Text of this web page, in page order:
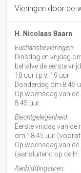
Vieringen door de
H. Nicolaas Baarn
Eucharistievieringen:
Dinsdag en vrijdag
behalve de eerste
10 uur i.p.v. 19 uur
Donderdag om 8.45
Op woensdag van
8:45 uur.
Biechtgelegenheid
Eerste vrijdag van de
om 18.45 uur
Op woensdag van
(aansluitend op de H.
Aanbiddingsuren: